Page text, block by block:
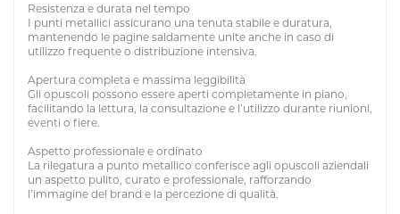
Resistenza e durata nel tempo
I punti metallici assicurano una tenuta stabile e duratura,
mantenendo le pagine saldamente unite anche in caso di
utilizzo frequente o distribuzione intensiva.
Apertura completa e massima leggibilità
Gli opuscoli possono essere aperti completamente in piano,
facilitando la lettura, la consultazione e l’utilizzo durante riunioni,
eventi o fiere.
Aspetto professionale e ordinato
La rilegatura a punto metallico conferisce agli opuscoli aziendali
un aspetto pulito, curato e professionale, rafforzando
l’immagine del brand e la percezione di qualità.